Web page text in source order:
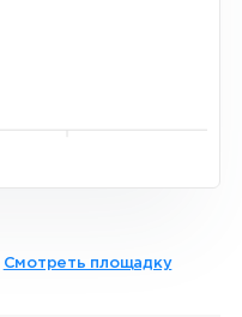
Смотреть площадку